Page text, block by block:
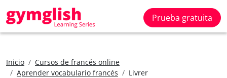
Prueba gratuita
Inicio
Cursos de francés online
Aprender vocabulario francés
Livrer